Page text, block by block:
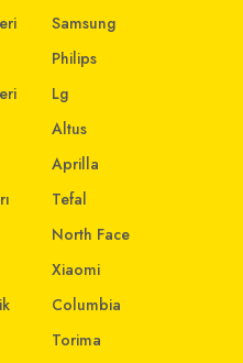
Samsung
Philips
Lg
Altus
Aprilla
Tefal
North Face
Xiaomi
Columbia
Torima